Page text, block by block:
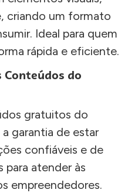
criando um formato
Ideal para quem
rápida e eficiente.
Conteúdos do
gratuitos do
garantia de estar
confiáveis e de
para atender às
empreendedores.